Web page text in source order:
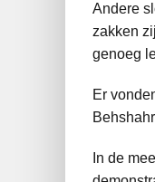
Andere
zakken
genoeg
Er
In de